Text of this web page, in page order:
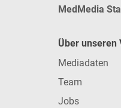
MedMedia
Über unseren
Mediadaten
Team
Jobs